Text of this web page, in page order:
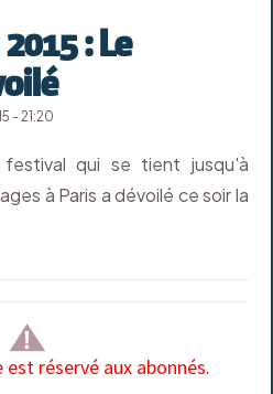
: Le
- 21:20
qui se tient jusqu'à
à Paris a dévoilé ce soir la
est réservé aux abonnés.